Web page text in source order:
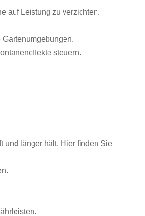
auf Leistung zu verzichten.
steuern.
und länger hält. Hier finden Sie